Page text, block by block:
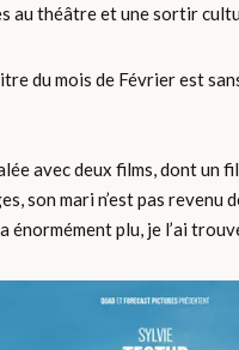
au théâtre et une sortir
du mois de Février est
avec deux films, dont un
son mari n’est pas revenu
énormément plu, je l’ai